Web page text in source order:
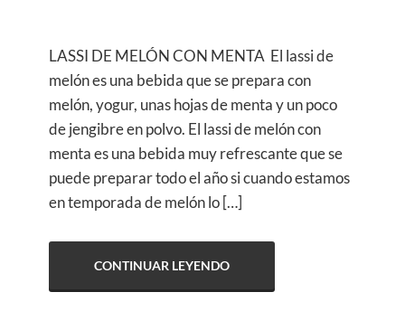
LASSI DE MELÓN CON MENTA El lassi de
melón es una bebida que se prepara con
melón, yogur, unas hojas de menta y un poco
de jengibre en polvo. El lassi de melón con
menta es una bebida muy refrescante que se
puede preparar todo el año si cuando estamos
en temporada de melón lo […]
CONTINUAR LEYENDO